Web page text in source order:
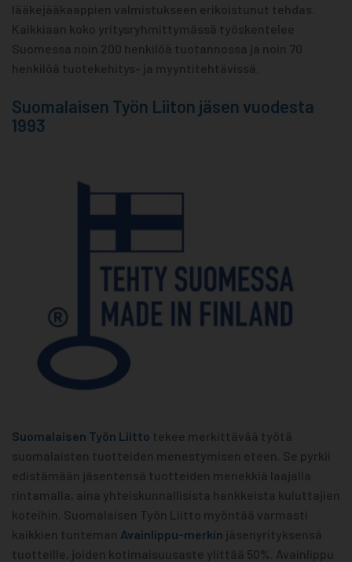
lääkejääkaappien valmistukseen erikoistunut tehdas.
Kaikkiaan koko yritysryhmittymässä työskentelee
Suomessa noin 200 henkilöä tuotannossa ja noin 70
henkilöä tuotekehitys- ja myyntitehtävissä.
Suomalaisen Työn Liiton jäsen vuodesta
1993
Suomalaisen Työn Liitto tekee merkittävää työtä
suomalaisten tuotteiden menestymisen eteen. Se pyrkii
edistämään jäsentensä tuotteiden menekkiä laajalla
rintamalla, aina yhteiskunnallisista hankkeista kuluttajien
koteihin. Suomalaisen Työn Liitto myöntää varmasti
kaikkien tunteman Avainlippu-merkin jäsenyrityksensä
tuotteille, joiden kotimaisuusaste ylittää 50%. Avainlippu